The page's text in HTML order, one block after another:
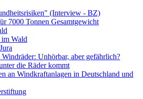
(Interview - BZ)
7000 Tonnen Gesamtgewicht
Wald
Unhörbar, aber gefährlich?
die Räder kommt
an Windkraftanlagen in Deutschland und